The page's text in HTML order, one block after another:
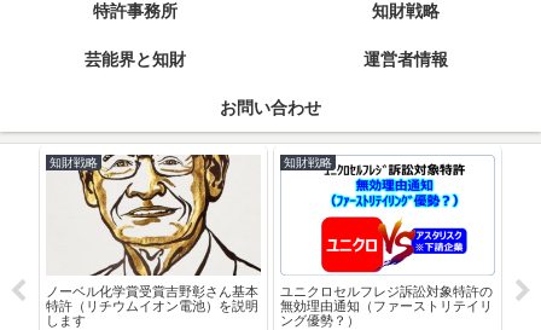
特許事務所 知財戦略
芸能界と知財 運営者情報
お問い合わせ
知財戦略
ノーベル化学賞受賞吉野彰さん基本
特許（リチウムイオン電池）を説明
します
知財戦略
ユニクロセルフレジ訴訟対象特許の
無効理由通知（ファーストリテイリ
ング優勢？）
知
に